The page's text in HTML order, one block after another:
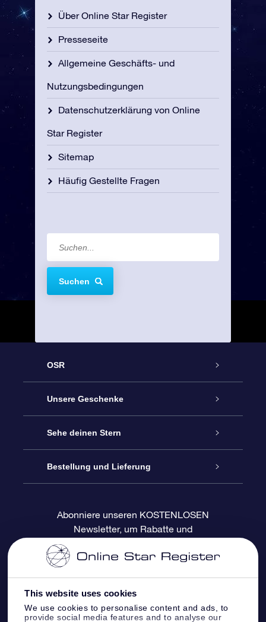
This website uses cookies
We use cookies to personalise content and ads, to
provide social media features and to analyse our
Über Online Star Register
Presseseite
Allgemeine Geschäfts- und
Nutzungsbedingungen
Datenschutzerklärung von Online
Star Register
Sitemap
Häufig Gestellte Fragen
Suchen
OSR
Service
Kontakt
Blog
Bewertungen
Unsere Geschenke
Sterne schenken
OSR-Geschenkpaket
OSR-Geschenkgutschein
Firmengeschenke
Sehe deinen Stern
Sternregister
Personalisierte Sternseite
One Million Stars
OSR-Starsaver
Bestellung und Lieferung
Zahlungsinformationen
Versandinformationen
Rückgaberecht
Abonniere unseren KOSTENLOSEN
Newsletter, um Rabatte und